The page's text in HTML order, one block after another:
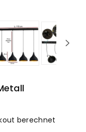
berechnet